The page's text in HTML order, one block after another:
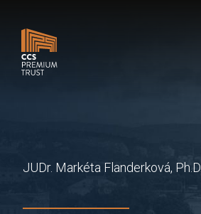
JUDr. Markéta Flanderková, Ph.D.